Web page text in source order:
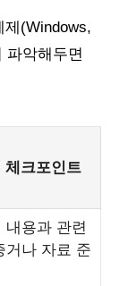
(Windows,
파악해두면
체크포인트
내용과 관련
거나 자료 준